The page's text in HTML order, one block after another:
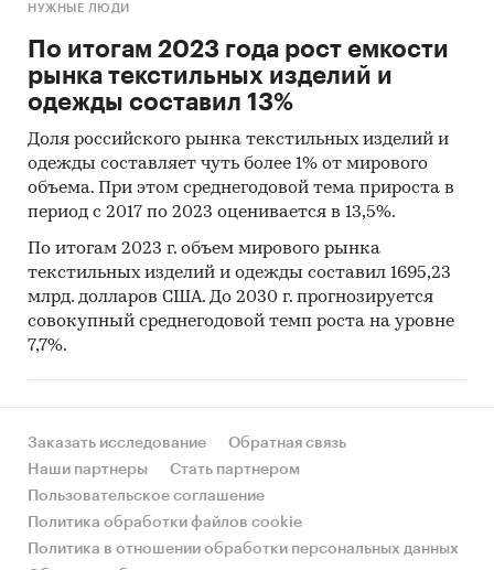
НУЖНЫЕ ЛЮДИ
По итогам 2023 года рост емкости
рынка текстильных изделий и
одежды составил 13%
Доля российского рынка текстильных изделий и
одежды составляет чуть более 1% от мирового
объема. При этом среднегодовой тема прироста в
период с 2017 по 2023 оценивается в 13,5%.
По итогам 2023 г. объем мирового рынка
текстильных изделий и одежды составил 1695,23
млрд. долларов США. До 2030 г. прогнозируется
совокупный среднегодовой темп роста на уровне
7,7%.
Заказать исследование
Обратная связь
Наши партнеры
Стать партнером
Пользовательское соглашение
Политика обработки файлов cookie
Политика в отношении обработки персональных данных